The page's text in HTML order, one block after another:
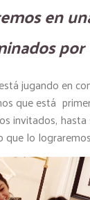
en
por
jugando en
que está
invitados,
que lo